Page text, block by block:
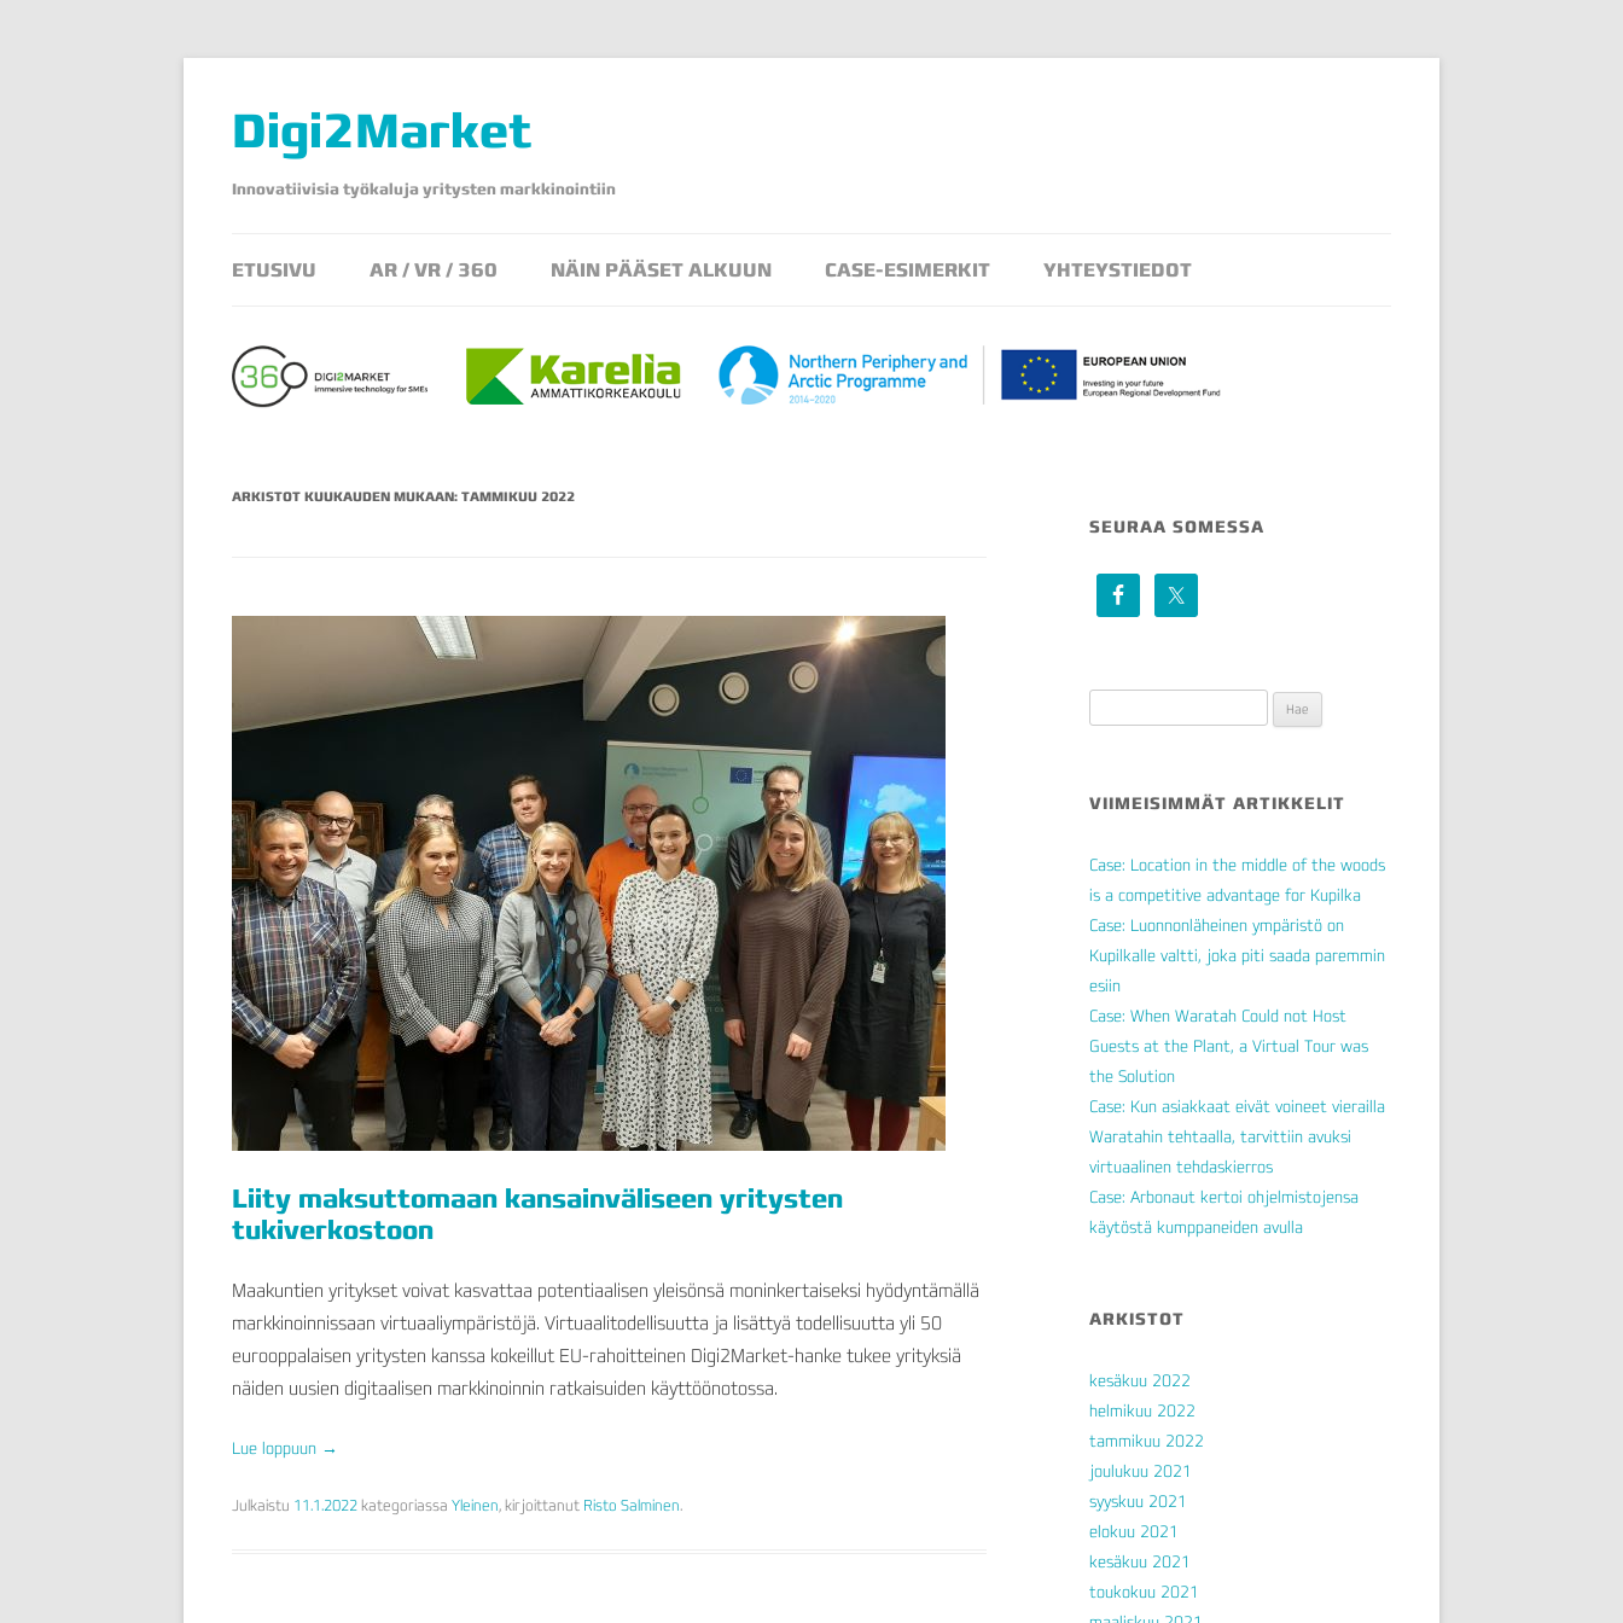
Digi2Market
Innovatiivisia työkaluja yritysten markkinointiin
ETUSIVU AR / VR / 360 NÄIN PÄÄSET ALKUUN CASE-ESIMERKIT
VR/360 -TOTEUTUKSET
YHTEYSTIEDOT
ARKISTOT KUUKAUDEN MUKAAN: TAMMIKUU 2022
Liity maksuttomaan kansainväliseen yritysten
tukiverkostoon
Maakuntien yritykset voivat kasvattaa potentiaalisen yleisönsä moninkertaiseksi hyödyntämällä
markkinoinnissaan virtuaaliympäristöjä. Virtuaalitodellisuutta ja lisättyä todellisuutta yli 50
eurooppalaisen yritysten kanssa kokeillut EU-rahoitteinen Digi2Market-hanke tukee yrityksiä
näiden uusien digitaalisen markkinoinnin ratkaisuiden käyttöönotossa.
Lue loppuun →
Julkaistu 11.1.2022 kategoriassa Yleinen, kirjoittanut Risto Salminen.
SEURAA SOMESSA
VIIMEISIMMÄT ARTIKKELIT
Case: Location in the middle of the woods
is a competitive advantage for Kupilka
Case: Luonnonläheinen ympäristö on
Kupilkalle valtti, joka piti saada paremmin
esiin
Case: When Waratah Could not Host
Guests at the Plant, a Virtual Tour was
the Solution
Case: Kun asiakkaat eivät voineet vierailla
Waratahin tehtaalla, tarvittiin avuksi
virtuaalinen tehdaskierros
Case: Arbonaut kertoi ohjelmistojensa
käytöstä kumppaneiden avulla
ARKISTOT
kesäkuu 2022
helmikuu 2022
tammikuu 2022
joulukuu 2021
syyskuu 2021
elokuu 2021
kesäkuu 2021
toukokuu 2021